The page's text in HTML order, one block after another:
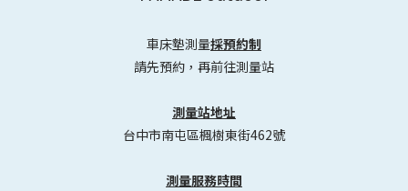
車床墊測量採預約制
請先預約，再前往測量站
測量站地址
台中市南屯區楓樹東街462號
測量服務時間